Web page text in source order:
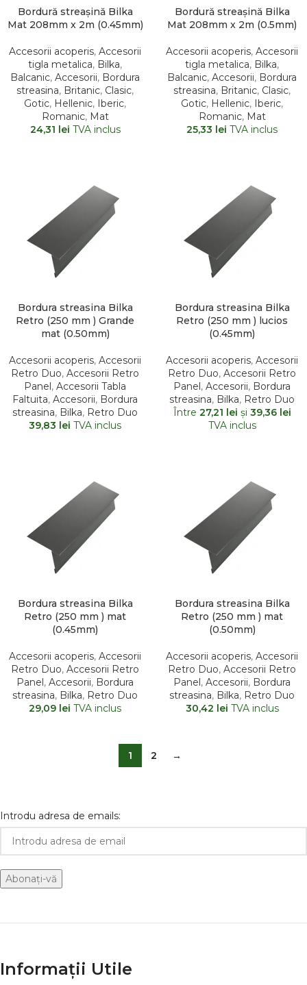
Bordură streașină Bilka
Mat 208mm x 2m (0.45mm)
Accesorii acoperis, Accesorii
tigla metalica, Bilka,
Balcanic, Accesorii, Bordura
streasina, Britanic, Clasic,
Gotic, Hellenic, Iberic,
Romanic, Mat
24,31 lei TVA inclus
Bordură streașină Bilka
Mat 208mm x 2m (0.5mm)
Accesorii acoperis, Accesorii
tigla metalica, Bilka,
Balcanic, Accesorii, Bordura
streasina, Britanic, Clasic,
Gotic, Hellenic, Iberic,
Romanic, Mat
25,33 lei TVA inclus
Bordura streasina Bilka
Retro (250 mm ) Grande
mat (0.50mm)
Accesorii acoperis, Accesorii
Retro Duo, Accesorii Retro
Panel, Accesorii Tabla
Faltuita, Accesorii, Bordura
streasina, Bilka, Retro Duo
39,83 lei TVA inclus
Bordura streasina Bilka
Retro (250 mm ) lucios
(0.45mm)
Accesorii acoperis, Accesorii
Retro Duo, Accesorii Retro
Panel, Accesorii, Bordura
streasina, Bilka, Retro Duo
Între 27,21 lei şi 39,36 lei
TVA inclus
Bordura streasina Bilka
Retro (250 mm ) mat
(0.45mm)
Accesorii acoperis, Accesorii
Retro Duo, Accesorii Retro
Panel, Accesorii, Bordura
streasina, Bilka, Retro Duo
29,09 lei TVA inclus
Bordura streasina Bilka
Retro (250 mm ) mat
(0.50mm)
Accesorii acoperis, Accesorii
Retro Duo, Accesorii Retro
Panel, Accesorii, Bordura
streasina, Bilka, Retro Duo
30,42 lei TVA inclus
1 2 →
Introdu adresa de emails:
Informații Utile